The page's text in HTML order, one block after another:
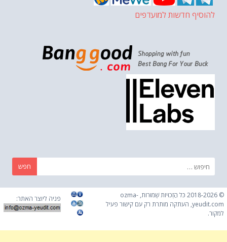
להוסיף חדשות למועדפים
חפש:
© 2018-2026 כֹּל הַזְכוּיוֹת שְׁמוּרוֹת, ozma-
yeudit.com, העתקה מותרת רק עם קישור פעיל
למקור.
פניה ליוצר האתר: